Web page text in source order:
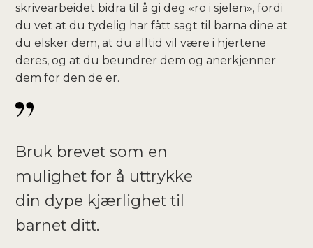
skrivearbeidet bidra til å gi deg «ro i sjelen», fordi
du vet at du tydelig har fått sagt til barna dine at
du elsker dem, at du alltid vil være i hjertene
deres, og at du beundrer dem og anerkjenner
dem for den de er.
Bruk brevet som en
mulighet for å uttrykke
din dype kjærlighet til
barnet ditt.